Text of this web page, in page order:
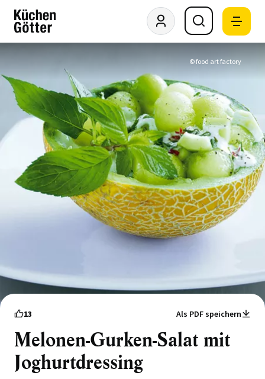
© food art factory
13 Als PDF speichern
Melonen-Gurken-Salat mit
Joghurtdressing